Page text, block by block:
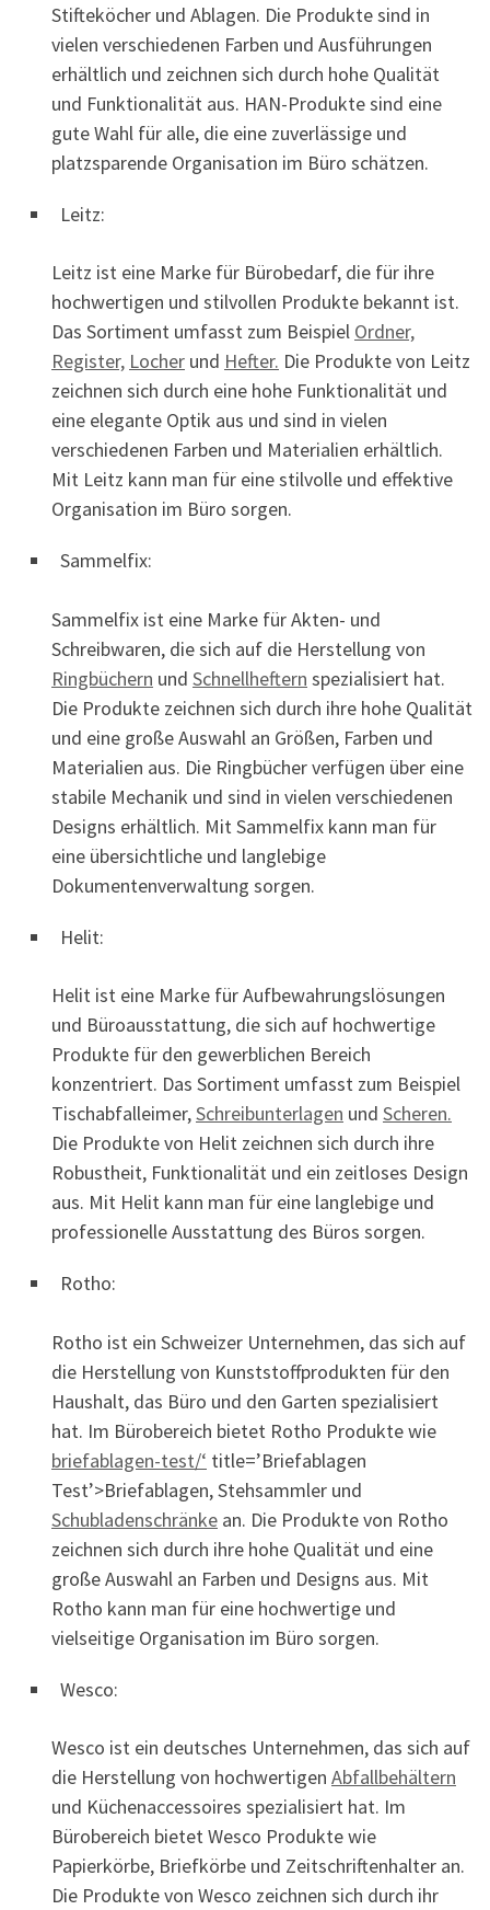
Stifteköcher und Ablagen. Die Produkte sind in
vielen verschiedenen Farben und Ausführungen
erhältlich und zeichnen sich durch hohe Qualität
und Funktionalität aus. HAN-Produkte sind eine
gute Wahl für alle, die eine zuverlässige und
platzsparende Organisation im Büro schätzen.
Leitz:
Leitz ist eine Marke für Bürobedarf, die für ihre
hochwertigen und stilvollen Produkte bekannt ist.
Das Sortiment umfasst zum Beispiel Ordner,
Register, Locher und Hefter. Die Produkte von Leitz
zeichnen sich durch eine hohe Funktionalität und
eine elegante Optik aus und sind in vielen
verschiedenen Farben und Materialien erhältlich.
Mit Leitz kann man für eine stilvolle und effektive
Organisation im Büro sorgen.
Sammelfix:
Sammelfix ist eine Marke für Akten- und
Schreibwaren, die sich auf die Herstellung von
Ringbüchern und Schnellheftern spezialisiert hat.
Die Produkte zeichnen sich durch ihre hohe Qualität
und eine große Auswahl an Größen, Farben und
Materialien aus. Die Ringbücher verfügen über eine
stabile Mechanik und sind in vielen verschiedenen
Designs erhältlich. Mit Sammelfix kann man für
eine übersichtliche und langlebige
Dokumentenverwaltung sorgen.
Helit:
Helit ist eine Marke für Aufbewahrungslösungen
und Büroausstattung, die sich auf hochwertige
Produkte für den gewerblichen Bereich
konzentriert. Das Sortiment umfasst zum Beispiel
Tischabfalleimer,Schreibunterlagen und Scheren.
Die Produkte von Helit zeichnen sich durch ihre
Robustheit, Funktionalität und ein zeitloses Design
aus. Mit Helit kann man für eine langlebige und
professionelle Ausstattung des Büros sorgen.
Rotho:
Rotho ist ein Schweizer Unternehmen, das sich auf
die Herstellung von Kunststoffprodukten für den
Haushalt, das Büro und den Garten spezialisiert
hat. Im Bürobereich bietet Rotho Produkte wie
briefablagen-test/‘ title=’Briefablagen
Test’>Briefablagen, Stehsammler und
Schubladenschränke an. Die Produkte von Rotho
zeichnen sich durch ihre hohe Qualität und eine
große Auswahl an Farben und Designs aus. Mit
Rotho kann man für eine hochwertige und
vielseitige Organisation im Büro sorgen.
Wesco:
Wesco ist ein deutsches Unternehmen, das sich auf
die Herstellung von hochwertigen Abfallbehältern
und Küchenaccessoires spezialisiert hat. Im
Bürobereich bietet Wesco Produkte wie
Papierkörbe, Briefkörbe und Zeitschriftenhalter an.
Die Produkte von Wesco zeichnen sich durch ihr